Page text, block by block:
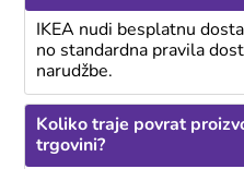
IKEA nudi besplatnu
no standardna pravila
narudžbe.
Koliko traje povrat
trgovini?